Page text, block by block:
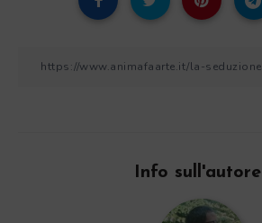
Info sull'autore